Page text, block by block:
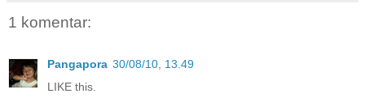
1 komentar:
Pangapora 30/08/10, 13.49
LIKE this.